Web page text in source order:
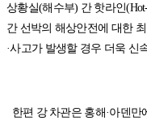
상황실(해수부) 간 핫라인
간 선박의 해상안전에 대한
·사고가 발생할 경우 더욱 신
한편 강 차관은 홍해·아덴